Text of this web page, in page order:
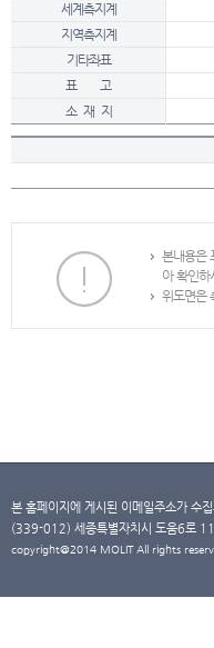
세계측지계
지역측지계
기타좌표
표 고
소 재 지
본내용은
아 확인하
위도면은
본 홈페이지에 게시된 이메일주소가 수
(339-012) 세종특별자치시 도움6로
copyright@2014 MOLIT All rights